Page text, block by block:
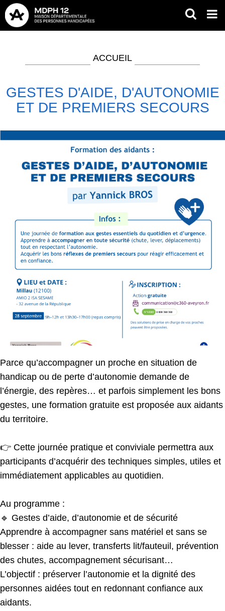
Aller
au
ACCUEIL
GESTES D'AIDE, D'AUTONOMIE
ET DE PREMIERS SECOURS
Parce qu’accompagner un proche en situation de
handicap ou de perte d’autonomie demande de
l’énergie, des repères… et parfois simplement les bons
gestes, une formation gratuite est proposée aux aidants
du territoire.
👉 Cette journée pratique et conviviale permettra aux
participants d’acquérir des techniques simples, utiles et
immédiatement applicables au quotidien.
Au programme :
🔹 Gestes d’aide, d’autonomie et de sécurité
Apprendre à accompagner sans matériel et sans se
blesser : aide au lever, transferts lit/fauteuil, prévention
des chutes, accompagnement sécurisant…
L’objectif : préserver l’autonomie et la dignité des
personnes aidées tout en redonnant confiance aux
aidants.